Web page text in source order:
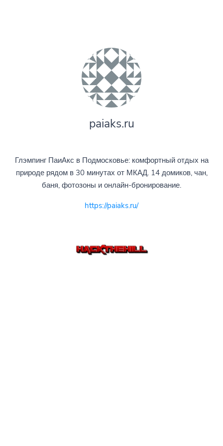
paiaks.ru
Глэмпинг ПаиАкс в Подмосковье: комфортный отдых на
природе рядом в 30 минутах от МКАД. 14 домиков, чан,
баня, фотозоны и онлайн-бронирование.
https://paiaks.ru/